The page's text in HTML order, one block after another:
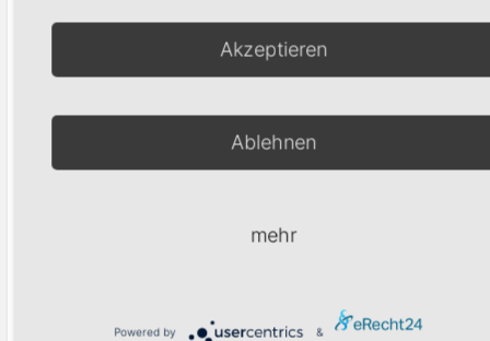
Produktsuche
Akzeptieren
Ablehnen
mehr
Powered by &